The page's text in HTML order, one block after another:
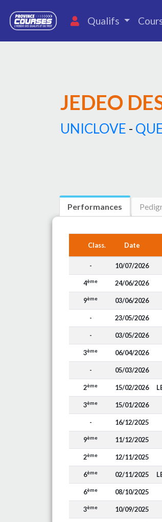
Qualifs
JEDEO
UNICLOVE -
Performances
Class. Date
- 10/07/2026
4ème 24/06/2026
9ème 03/06/2026
- 23/05/2026
- 03/05/2026
3ème 06/04/2026
- 05/03/2026
2ème 15/02/2026
3ème 15/01/2026
- 16/12/2025
9ème 11/12/2025
2ème 12/11/2025
6ème 02/11/2025
6ème 08/10/2025
3ème 10/09/2025